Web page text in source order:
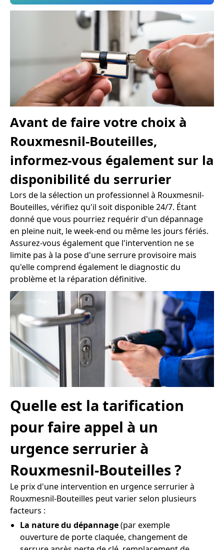
Avant de faire votre choix à
Rouxmesnil-Bouteilles,
informez-vous également sur la
disponibilité du serrurier
Lors de la sélection un professionnel à Rouxmesnil-
Bouteilles, vérifiez qu'il soit disponible 24/7. Étant
donné que vous pourriez requérir d'un dépannage
en pleine nuit, le week-end ou même les jours fériés.
Assurez-vous également que l'intervention ne se
limite pas à la pose d'une serrure provisoire mais
qu'elle comprend également le diagnostic du
problème et la réparation définitive.
Quelle est la tarification
pour faire appel à un
urgence serrurier à
Rouxmesnil-Bouteilles ?
Le prix d'une intervention en urgence serrurier à
Rouxmesnil-Bouteilles peut varier selon plusieurs
facteurs :
La nature du dépannage(par exemple
ouverture de porte claquée, changement de